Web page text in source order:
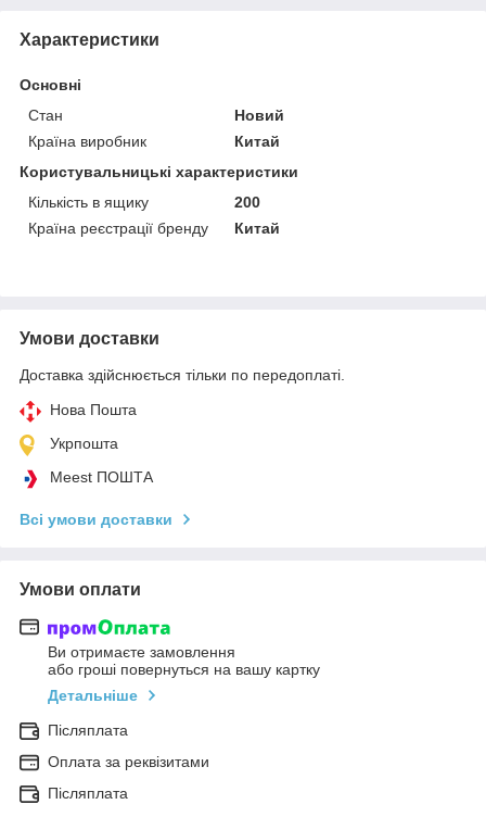
Характеристики
Основні
Стан
Новий
Країна виробник
Китай
Користувальницькі характеристики
Кількість в ящику
200
Країна реєстрації бренду
Китай
Умови доставки
Доставка здійснюється тільки по передоплаті.
Нова Пошта
Укрпошта
Meest ПОШТА
Всі умови доставки
Умови оплати
Ви отримаєте замовлення
або гроші повернуться на вашу картку
Детальніше
Післяплата
Оплата за реквізитами
Післяплата